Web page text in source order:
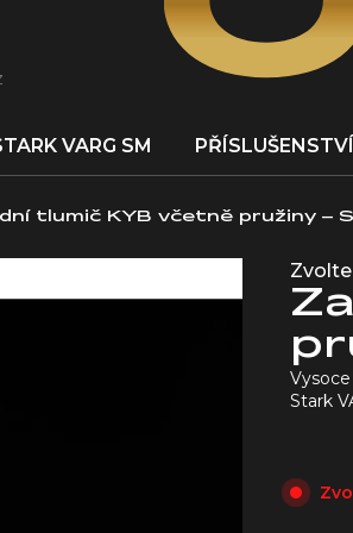
VARG SM PŘÍSLUŠENSTVÍ
tlumič KYB včetně pružiny –
Stark